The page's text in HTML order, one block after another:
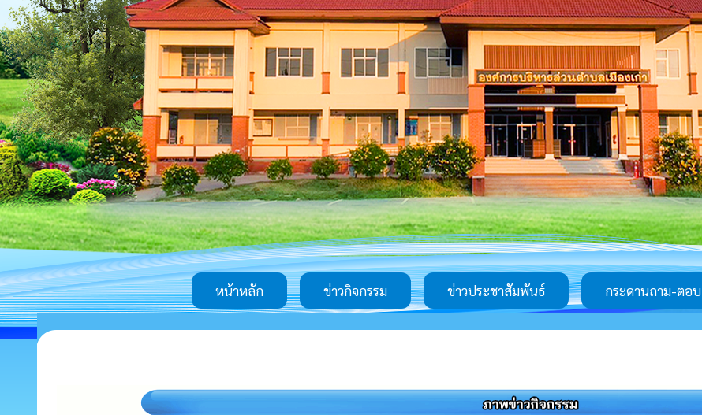
หน้าหลัก ข่าวกิจกรรม ข่าวประชาสัมพันธ์ กระดานถาม-ตอบ